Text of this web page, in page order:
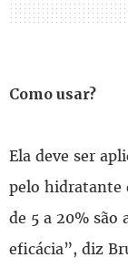
Como usar?
Ela deve ser
pelo hidratante
de 5 a 20% são
eficácia”, diz